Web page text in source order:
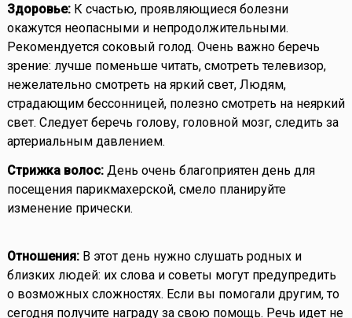
Здоровье:К счастью, проявляющиеся болезни
окажутся неопасными и непродолжительными.
Рекомендуется соковый голод. Очень важно беречь
зрение: лучше поменьше читать, смотреть телевизор,
нежелательно смотреть на яркий свет, Людям,
страдающим бессонницей, полезно смотреть на неяркий
свет. Следует беречь голову, головной мозг, следить за
артериальным давлением.
Стрижка волос:День очень благоприятен день для
посещения парикмахерской, смело планируйте
изменение прически.
Отношения:В этот день нужно слушать родных и
близких людей: их слова и советы могут предупредить
о возможных сложностях. Если вы помогали другим, то
сегодня получите награду за свою помощь. Речь идет не